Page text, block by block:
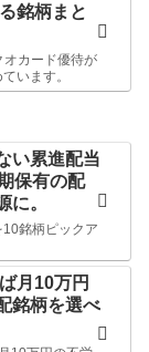
銘柄まと
カード優待が
います。
い累進配当
保有の配
に。
銘柄ピックア
月10万円
銘柄を選べ